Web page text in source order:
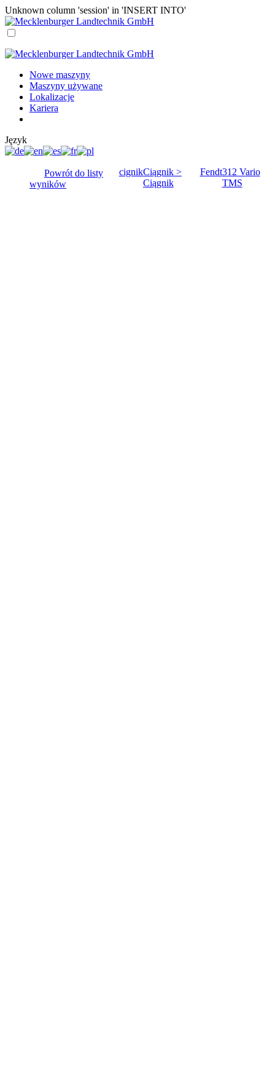
Unknown column 'session' in 'INSERT INTO'
Nowe maszyny
Maszyny używane
Lokalizacje
Kariera
Język
Powrót do listy
wyników
cignikCiągnik >
Ciągnik
Fendt312 Vario
TMS